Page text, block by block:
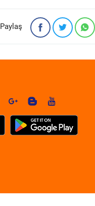
Paylaş